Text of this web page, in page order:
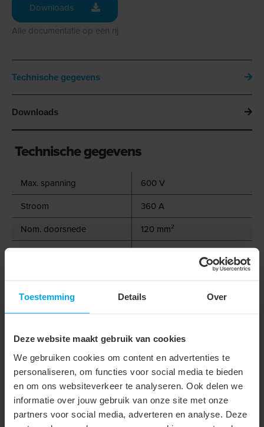
Toestemming Details Over
Deze website maakt gebruik van cookies
We gebruiken cookies om content en advertenties te
personaliseren, om functies voor social media te bieden
en om ons websiteverkeer te analyseren. Ook delen we
informatie over jouw gebruik van onze site met onze
partners voor social media, adverteren en analyse. Deze
Downloads
Alle documentatie op een rij
Technische gegevens
Downloads
Technische gegevens
Max. spanning
600 V
Stroom
360 A
Nom. doorsnede
120 mm²
Boutmaat (metrisch)
12
Type
Ringkabelschoen
Aansluithoek
180° (horizontaal)
Flensvorm
Ringvormig
Smalle flens uitvoering
Isolatie
Nee